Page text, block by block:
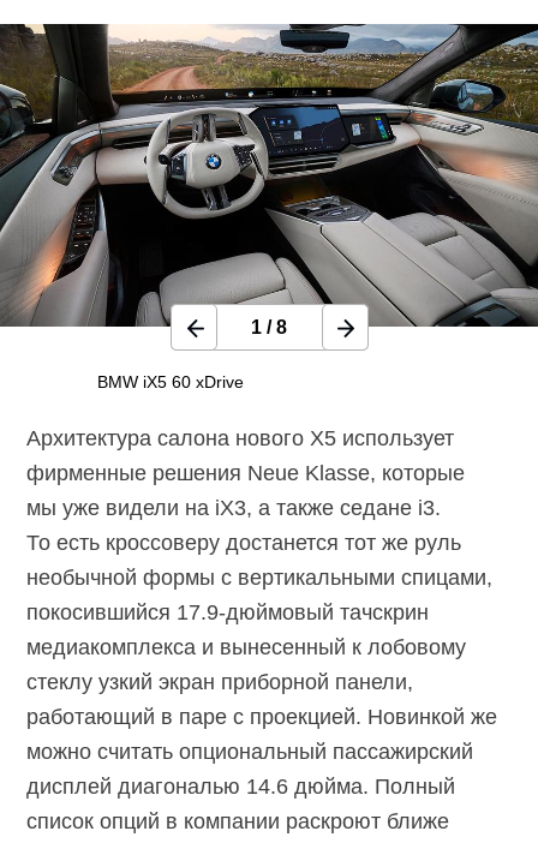
BMW iX5 60 xDrive
1 /8
Архитектура салона нового X5 использует
фирменные решения Neue Klasse, которые
мы уже видели на iX3, а также седане i3.
То есть кроссоверу достанется тот же руль
необычной формы с вертикальными спицами,
покосившийся 17.9-дюймовый тачскрин
медиакомплекса и вынесенный к лобовому
стеклу узкий экран приборной панели,
работающий в паре с проекцией. Новинкой же
можно считать опциональный пассажирский
дисплей диагональю 14.6 дюйма. Полный
список опций в компании раскроют ближе